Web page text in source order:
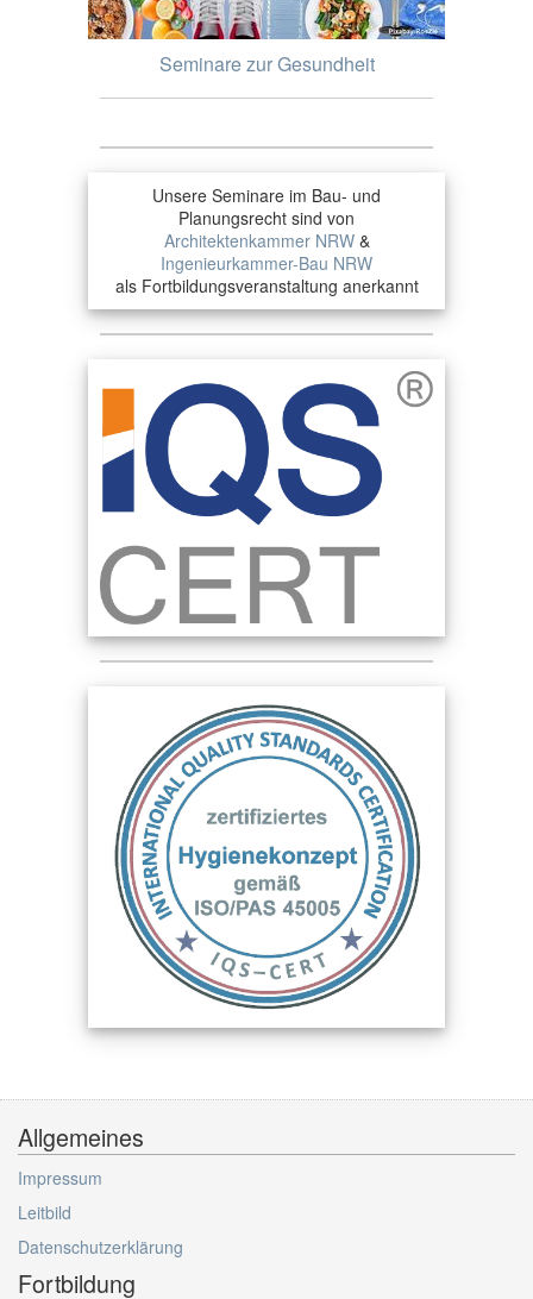
Seminare zur Gesundheit
Unsere Seminare im Bau- und
Planungsrecht sind von
Architektenkammer NRW&
Ingenieurkammer-Bau NRW
als Fortbildungsveranstaltung anerkannt
Allgemeines
Impressum
Leitbild
Datenschutzerklärung
Fortbildung